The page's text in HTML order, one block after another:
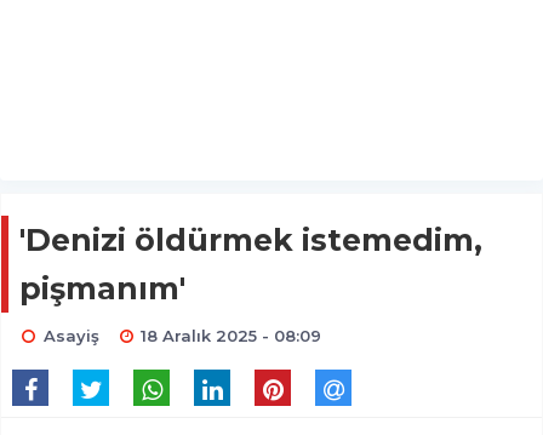
'Denizi öldürmek istemedim,
pişmanım'
Asayiş 18 Aralık 2025 - 08:09